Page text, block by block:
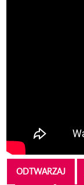
ODTWARZAJ